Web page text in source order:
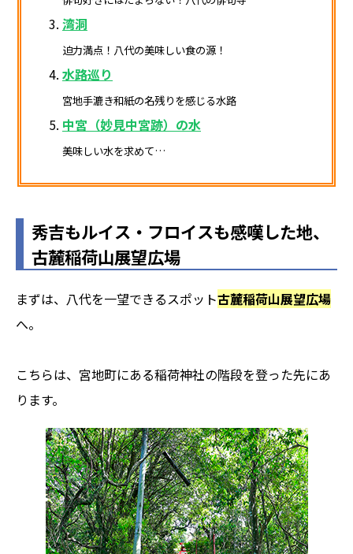
湾洞
迫力満点！八代の美味しい食の源！
水路巡り
宮地手漉き和紙の名残りを感じる水路
中宮（妙見中宮跡）の水
美味しい水を求めて…
秀吉もルイス・フロイスも感嘆した地、
古麓稲荷山展望広場
まずは、八代を一望できるスポット古麓稲荷山展望広場
へ。
こちらは、宮地町にある稲荷神社の階段を登った先にあ
ります。